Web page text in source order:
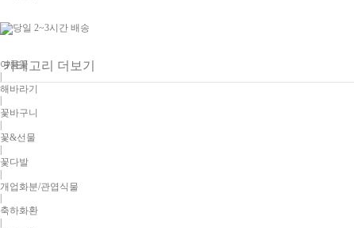
카테고리 더보기
여름꽃
|
해바라기
꽃바구니
꽃&선물
|
꽃다발
|
개업화분/관엽식물
축하화환